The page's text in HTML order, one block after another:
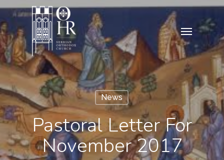
Skip
to
main
content
Menu
News
Pastoral Letter For
November 2017